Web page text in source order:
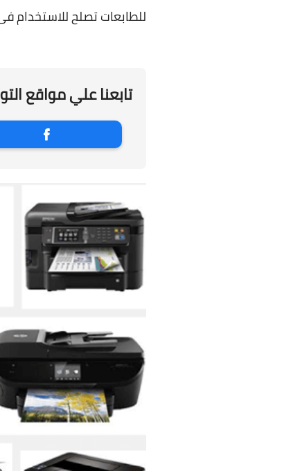
للطابعات تصلح للاستخدام
تابعنا علي مواقع